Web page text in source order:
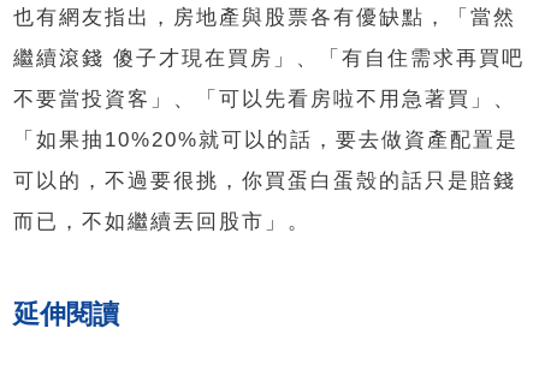
也有網友指出，房地產與股票各有優缺點，「當然
繼續滾錢 傻子才現在買房」、「有自住需求再買吧
不要當投資客」、「可以先看房啦不用急著買」、
「如果抽10%20%就可以的話，要去做資產配置是
可以的，不過要很挑，你買蛋白蛋殼的話只是賠錢
而已，不如繼續丟回股市」。
延伸閱讀